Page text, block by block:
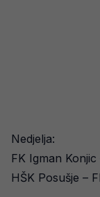
Nedjelja:
FK Igman
HŠK Posušje –